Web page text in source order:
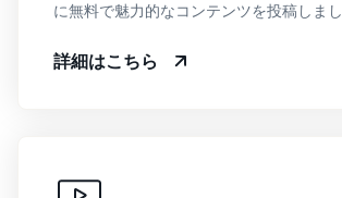
に無料で魅力的なコンテンツを投稿しま
詳細はこちら